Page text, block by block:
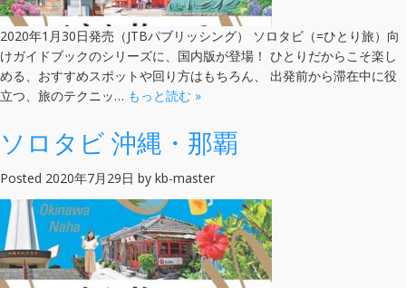
2020年1月30日発売（JTBパブリッシング） ソロタビ（=ひとり旅）向
けガイドブックのシリーズに、国内版が登場！ ひとりだからこそ楽し
める、おすすめスポットや回り方はもちろん、 出発前から滞在中に役
立つ、旅のテクニッ… もっと読む »
ソロタビ 沖縄・那覇
Posted 2020年7月29日 by kb-master